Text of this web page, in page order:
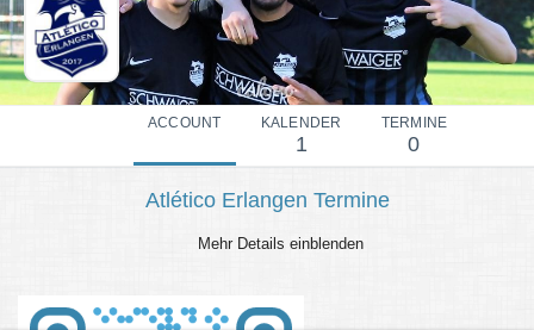
ACCOUNT KALENDER
1
TERMINE
0
Atlético Erlangen Termine
Mehr Details einblenden